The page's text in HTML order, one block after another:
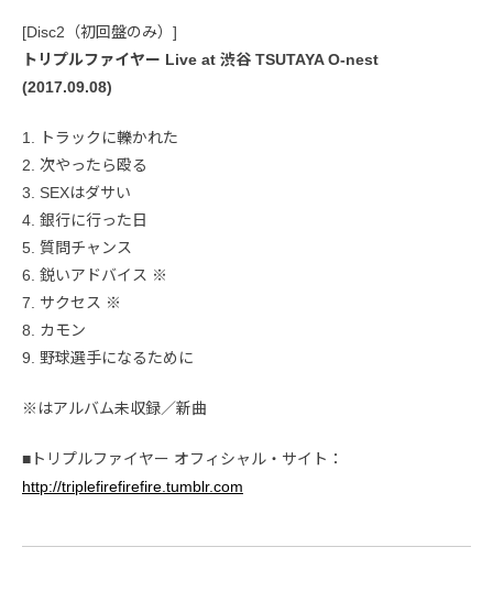
[Disc2（初回盤のみ）]
トリプルファイヤー Live at 渋谷 TSUTAYA O-nest
(2017.09.08)
1. トラックに轢かれた
2. 次やったら殴る
3. SEXはダサい
4. 銀行に行った日
5. 質問チャンス
6. 鋭いアドバイス ※
7. サクセス ※
8. カモン
9. 野球選手になるために
※はアルバム未収録／新曲
■トリプルファイヤー オフィシャル・サイト：
http://triplefirefirefire.tumblr.com